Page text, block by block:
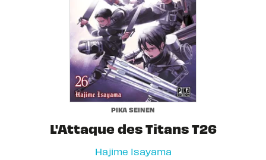
PIKA SEINEN
L'Attaque des Titans T26
Hajime Isayama